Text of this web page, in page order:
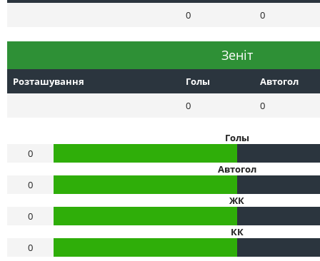
0
0
Зеніт
Розташування Голы
Автогол
0
0
Голы
0
Автогол
0
ЖК
0
КК
0